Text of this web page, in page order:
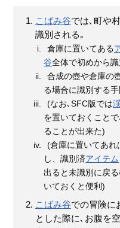
こばみ谷では､町や
識別される｡
倉庫に置いてある
谷全体で初めから
合成の壺や倉庫の
る場合に識別する
(なお､SFC版では
を置いておくことで
ることが出来た)
(倉庫に置いてあれ
し、識別済アイテム
出ると未識別に戻る
いておくと便利)
こばみ谷での冒険に
とした際に､お腹を